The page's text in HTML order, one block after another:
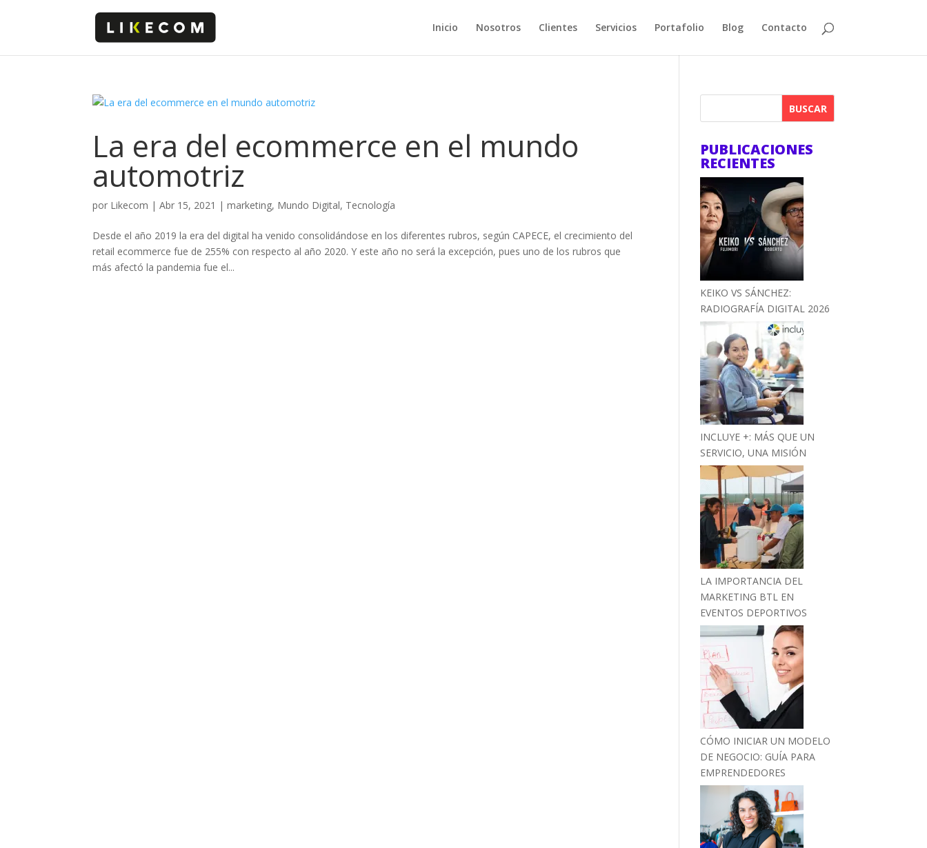
Inicio Nosotros Clientes Servicios Portafolio Blog Contacto
La era del ecommerce en el mundo
automotriz
por Likecom |Abr 15, 2021 |marketing, Mundo Digital, Tecnología
Desde el año 2019 la era del digital ha venido consolidándose en los diferentes rubros, según CAPECE, el crecimiento del
retail ecommerce fue de 255% con respecto al año 2020. Y este año no será la excepción, pues uno de los rubros que
más afectó la pandemia fue el...
BUSCAR
PUBLICACIONES
RECIENTES
KEIKO VS SÁNCHEZ:
RADIOGRAFÍA DIGITAL 2026
INCLUYE +: MÁS QUE UN
SERVICIO, UNA MISIÓN
LA IMPORTANCIA DEL
MARKETING BTL EN
EVENTOS DEPORTIVOS
CÓMO INICIAR UN MODELO
DE NEGOCIO: GUÍA PARA
EMPRENDEDORES